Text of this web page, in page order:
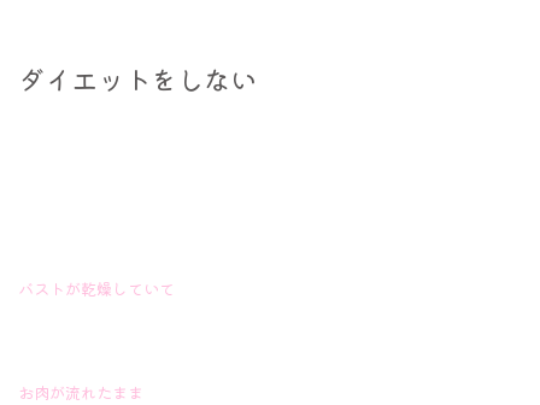
ダイエットをしない
バストが乾燥していて
お肉が流れたまま